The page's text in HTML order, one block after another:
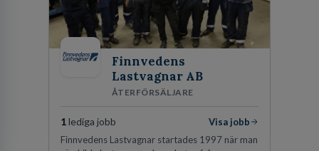
Finnvedens
Lastvagnar AB
ÅTERFÖRSÄLJARE
1lediga jobb
Visa jobb
Finnvedens Lastvagnar startades 1997 när man